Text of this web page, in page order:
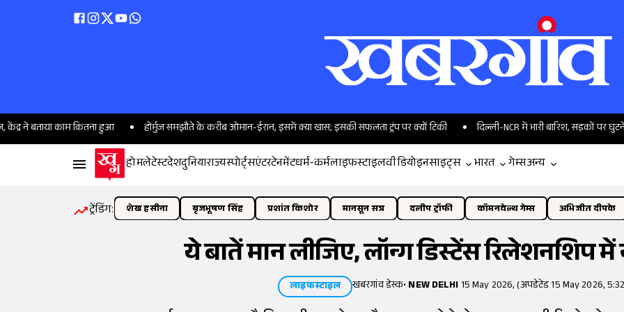
काम कितना हुआ होर्मुज समझौते के करीब ओमान-ईरान, इसमें क्या खास; इसकी सफलता ट्रंप पर क्यों टिकी दिल्ली-NCR में भारी बारिश, सड़कों पर घुटने तक
होमलेटेस्टदेशदुनियाराज्यस्पोर्ट्सएंटरटेनमेंटधर्म-कर्मलाइफस्टाइलवीडियोइनसाइट्स भारत गेम्सअन्य
ट्रेंडिंग: शेख हसीना बृजभूषण सिंह प्रशांत किशोर मानसून सत्र दलीप ट्रॉफी कॉमनवेल्थ गेम्स अभिजीत दीपके
ये बातें मान लीजिए, लॉन्ग डिस्टेंस रिलेशनशिप
लाइफस्टाइल खबरगांव डेस्क•NEW DELHI15 May 2026, (अपडेटेड 15 May 2026,